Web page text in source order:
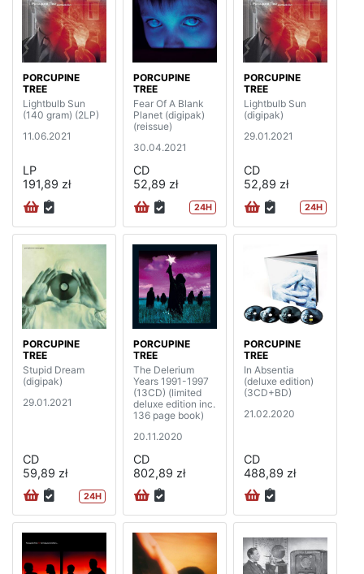
PORCUPINE
TREE
Lightbulb Sun
(140 gram) (2LP)
11.06.2021
LP
191,89 zł
PORCUPINE
TREE
Fear Of A Blank
Planet (digipak)
(reissue)
30.04.2021
CD
52,89 zł
24H
PORCUPINE
TREE
Lightbulb Sun
(digipak)
29.01.2021
CD
52,89 zł
24H
PORCUPINE
TREE
Stupid Dream
(digipak)
29.01.2021
CD
59,89 zł
24H
PORCUPINE
TREE
The Delerium
Years 1991-1997
(13CD) (limited
deluxe edition inc.
136 page book)
20.11.2020
CD
802,89 zł
PORCUPINE
TREE
In Absentia
(deluxe edition)
(3CD+BD)
21.02.2020
CD
488,89 zł